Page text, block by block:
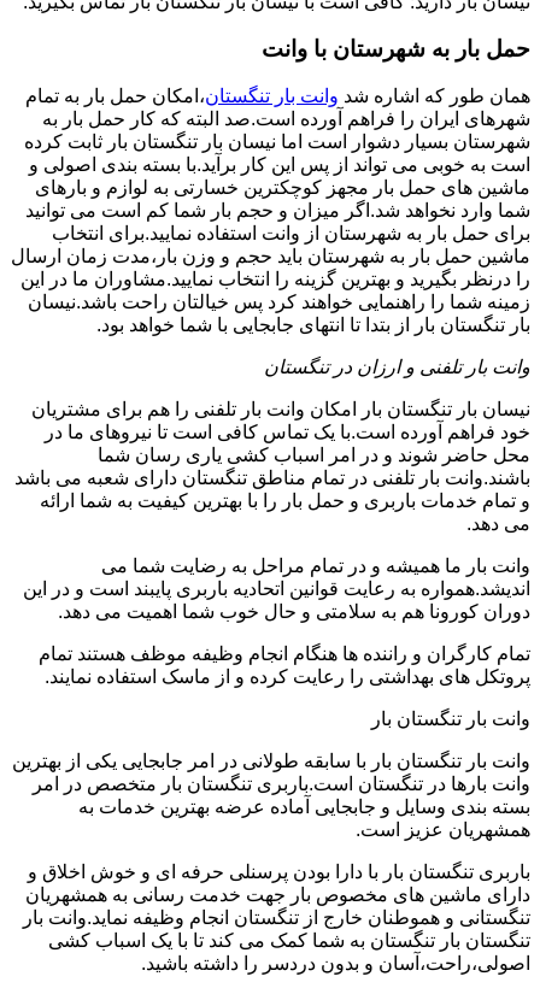
حمل بار به شهرستان با وانت
همان طور که اشاره شد وانت بار تنگستان،امکان حمل بار به تمام
شهرهای ایران را فراهم آورده است.صد البته که کار حمل بار به
شهرستان بسیار دشوار است اما نیسان بار تنگستان بار ثابت کرده
است به خوبی می تواند از پس این کار برآید.با بسته بندی اصولی و
ماشین های حمل بار مجهز کوچکترین خسارتی به لوازم و بارهای
شما وارد نخواهد شد.اگر میزان و حجم بار شما کم است می توانید
برای حمل بار به شهرستان از وانت استفاده نمایید.برای انتخاب
ماشین حمل بار به شهرستان باید حجم و وزن بار،مدت زمان ارسال
را درنظر بگیرید و بهترین گزینه را انتخاب نمایید.مشاوران ما در این
زمینه شما را راهنمایی خواهند کرد پس خیالتان راحت باشد.نیسان
بار تنگستان بار از بتدا تا انتهای جابجایی با شما خواهد بود.
وانت بار تلفنی و ارزان در تنگستان
نیسان بار تنگستان بار امکان وانت بار تلفنی را هم برای مشتریان
خود فراهم آورده است.با یک تماس کافی است تا نیروهای ما در
محل حاضر شوند و در امر اسباب کشی یاری رسان شما
باشند.وانت بار تلفنی در تمام مناطق تنگستان دارای شعبه می باشد
و تمام خدمات باربری و حمل بار را با بهترین کیفیت به شما ارائه
می دهد.
وانت بار ما همیشه و در تمام مراحل به رضایت شما می
اندیشد.همواره به رعایت قوانین اتحادیه باربری پایبند است و در این
دوران کورونا هم به سلامتی و حال خوب شما اهمیت می دهد.
تمام کارگران و راننده ها هنگام انجام وظیفه موظف هستند تمام
پروتکل های بهداشتی را رعایت کرده و از ماسک استفاده نمایند.
وانت بار تنگستان بار
وانت بار تنگستان بار با سابقه طولانی در امر جابجایی یکی از بهترین
وانت بارها در تنگستان است.باربری تنگستان بار متخصص در امر
بسته بندی وسایل و جابجایی آماده عرضه بهترین خدمات به
همشهریان عزیز است.
باربری تنگستان بار با دارا بودن پرسنلی حرفه ای و خوش اخلاق و
دارای ماشین های مخصوص بار جهت خدمت رسانی به همشهریان
تنگستانی و هموطنان خارج از تنگستان انجام وظیفه نماید.وانت بار
تنگستان بار تنگستان به شما کمک می کند تا با یک اسباب کشی
اصولی،راحت،آسان و بدون دردسر را داشته باشید.